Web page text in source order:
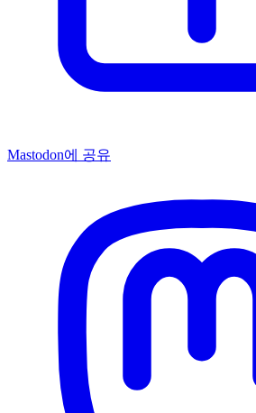
Mastodon에 공유